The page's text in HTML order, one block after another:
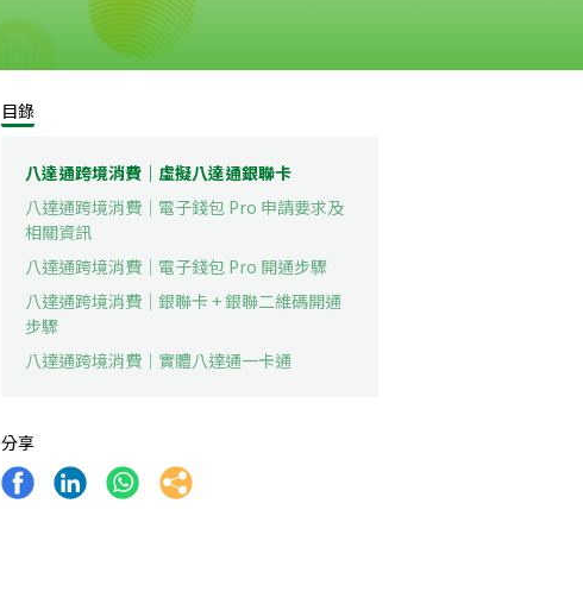
目錄
八達通跨境消費｜虛擬八達通銀聯卡
八達通跨境消費｜電子錢包 Pro 申請要求及
相關資訊
八達通跨境消費｜電子錢包 Pro 開通步驟
八達通跨境消費｜銀聯卡 + 銀聯二維碼開通
步驟
八達通跨境消費｜實體八達通一卡通
分享